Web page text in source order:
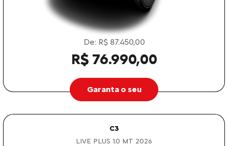
De: R$ 87.450,00
R$ 76.990,00
Garanta o seu
C3
LIVE PLUS 1.0 MT 2026